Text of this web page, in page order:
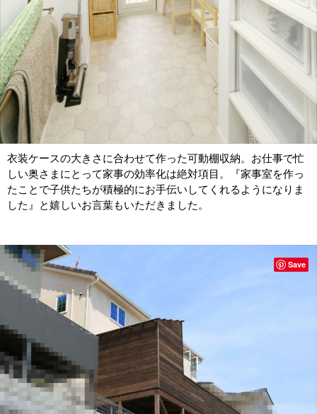
衣装ケースの大きさに合わせて作った可動棚収納。お仕事で忙
しい奥さまにとって家事の効率化は絶対項目。『家事室を作っ
たことで子供たちが積極的にお手伝いしてくれるようになりま
した』と嬉しいお言葉もいただきました。
Save